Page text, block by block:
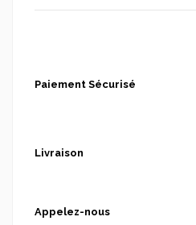
Paiement Sécurisé
Livraison
Appelez-nous